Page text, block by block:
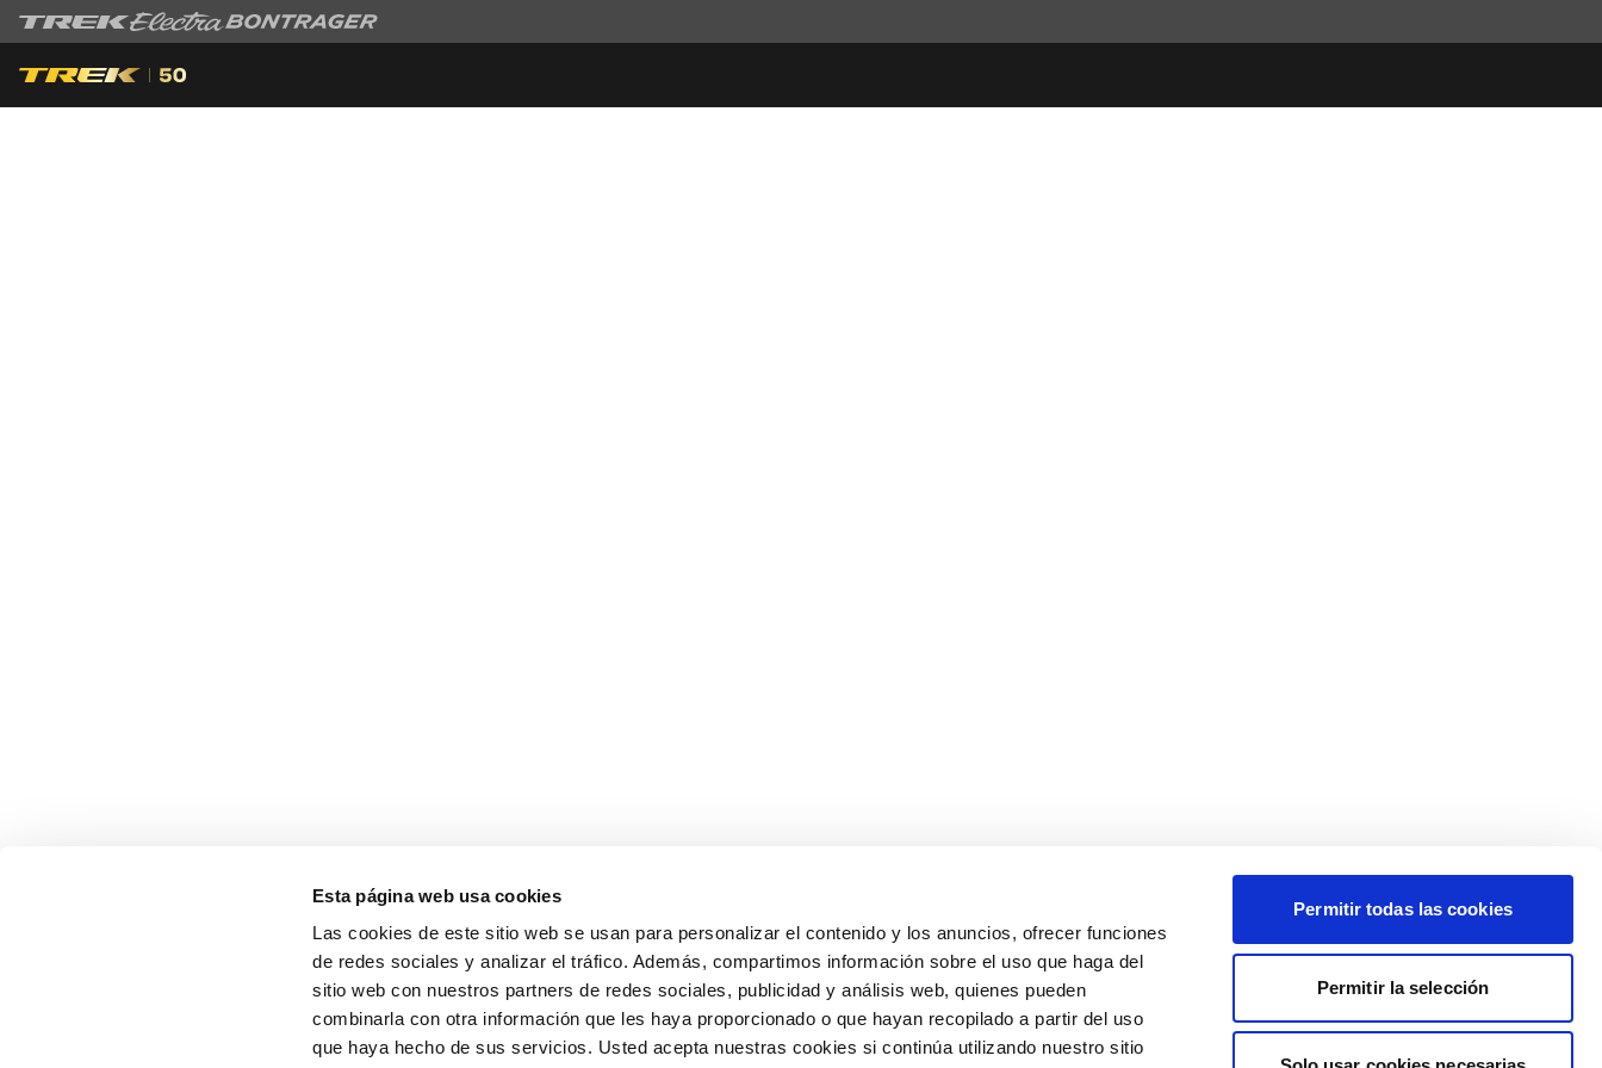
Esta página web usa cookies
Las cookies de este sitio web se usan para personalizar el contenido y los anuncios, ofrecer funciones
de redes sociales y analizar el tráfico. Además, compartimos información sobre el uso que haga del
sitio web con nuestros partners de redes sociales, publicidad y análisis web, quienes pueden
combinarla con otra información que les haya proporcionado o que hayan recopilado a partir del uso
que haya hecho de sus servicios. Usted acepta nuestras cookies si continúa utilizando nuestro sitio
Permitir todas las cookies
Permitir la selección